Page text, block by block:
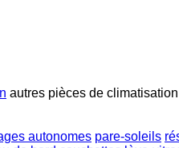
autres pièces de climatisation
autonomes pare-soleils